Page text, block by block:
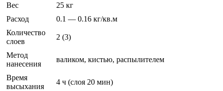
Вес
25 кг
Расход
0.1 — 0.16 кг/кв.м
Количество
слоев
2 (3)
Метод
нанесения
валиком, кистью, распылителем
Время
высыхания
4 ч (слоя 20 мин)